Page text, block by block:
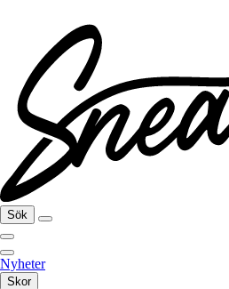
Sök
Nyheter
Skor